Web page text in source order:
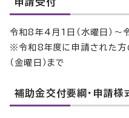
申請受付
令和8年4月1日（水曜日）～
※令和8年度に申請された
（金曜日）まで
補助金交付要綱・申請様